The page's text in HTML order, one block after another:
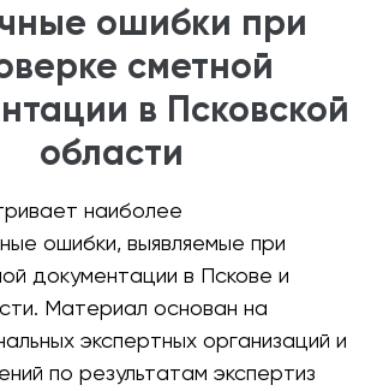
ошибки при
сметной
в Псковской
области
наиболее
ошибки, выявляемые при
документации в Пскове и
Материал основан на
экспертных организаций и
по результатам экспертиз